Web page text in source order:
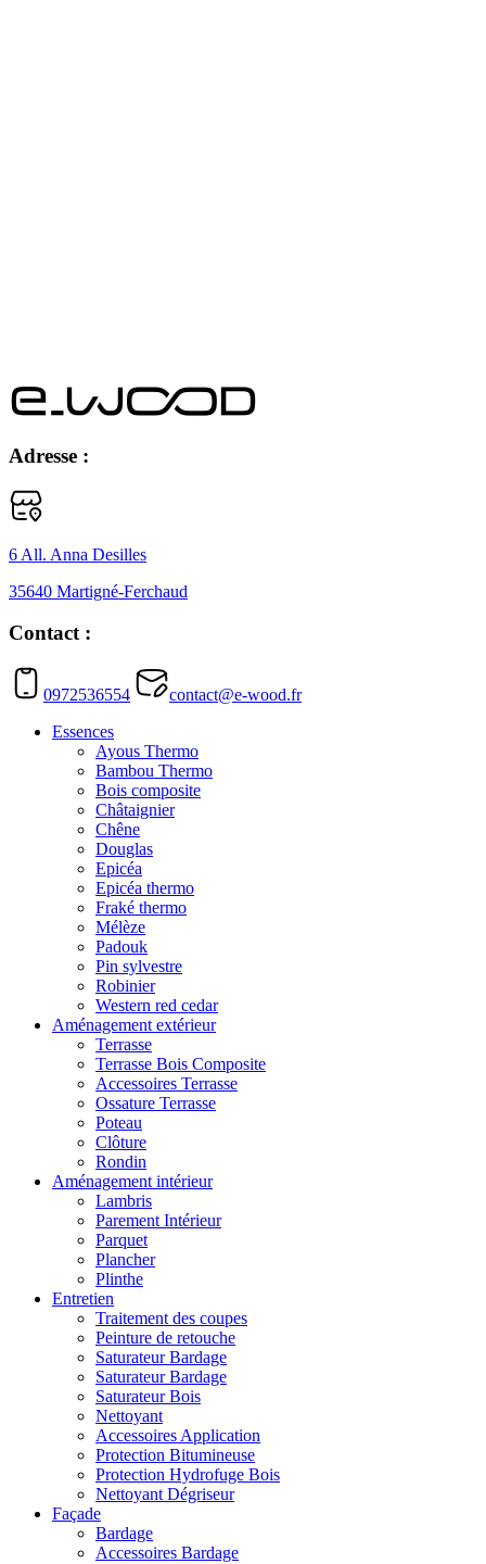
Adresse :
6 All. Anna Desilles
35640 Martigné-Ferchaud
Contact :
0972536554
contact@e-wood.fr
Essences
Ayous Thermo
Bambou Thermo
Bois composite
Châtaignier
Chêne
Douglas
Epicéa
Epicéa thermo
Fraké thermo
Mélèze
Padouk
Pin sylvestre
Robinier
Western red cedar
Aménagement extérieur
Terrasse
Terrasse Bois Composite
Accessoires Terrasse
Ossature Terrasse
Poteau
Clôture
Rondin
Aménagement intérieur
Lambris
Parement Intérieur
Parquet
Plancher
Plinthe
Entretien
Traitement des coupes
Peinture de retouche
Saturateur Bardage
Saturateur Bardage
Saturateur Bois
Nettoyant
Accessoires Application
Protection Bitumineuse
Protection Hydrofuge Bois
Nettoyant Dégriseur
Façade
Bardage
Accessoires Bardage